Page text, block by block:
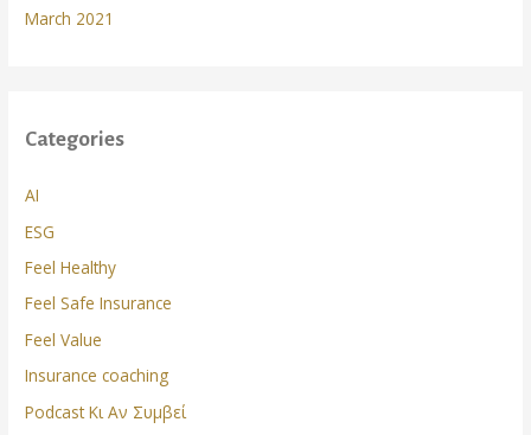
March 2021
Categories
AI
ESG
Feel Healthy
Feel Safe Insurance
Feel Value
Insurance coaching
Podcast Κι Αν Συμβεί